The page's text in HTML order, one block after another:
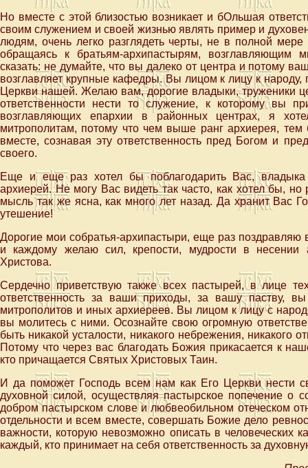
Но вместе с этой близостью возникает и бОльшая
своим служением и своей жизнью являть пример и
людям, очень легко разглядеть черты, не в полной
обращаясь к братьям-архипастырям, возглавляющим
сказать: не думайте, что вы далеко от центра и потому
возглавляет крупные кафедры. Вы лицом к лицу к
Церкви нашей. Желаю вам, дорогие владыки, труженики
ответственности нести то служение, к которому вы
возглавляющих епархии в районных центрах, я
митрополитам, потому что чем выше ранг архиерея,
вместе, сознавая эту ответственность пред Богом и
своего.
Еще и еще раз хотел бы поблагодарить Вас,
архиерей. Не могу Вас видеть так часто, как хотел бы,
мысль так же ясна, как много лет назад. Да хранит Вас
утешение!
Дорогие мои собратья-архипастыри, еще раз поздравляю
и каждому желаю сил, крепости, мудрости в несении
Христова.
Сердечно приветствую также всех пастырей, в лице
ответственность за ваши приходы, за вашу паству,
митрополитов и иных архиереев. Вы лицом к лицу с
вы молитесь с ними. Осознайте свою огромную
быть никакой усталости, никакого небрежения, никакого
Потому что через вас благодать Божия прикасается к
кто причащается Святых Христовых Таин.
И да поможет Господь всем нам как Его Церкви нести
духовной силой, осуществляя пастырское попечение о
добром пастырском слове и любвеобильном отеческом
отдельности и всем вместе, совершать Божие дело
важности, которую невозможно описать в человеческих
каждый, кто принимает на себя ответственность за